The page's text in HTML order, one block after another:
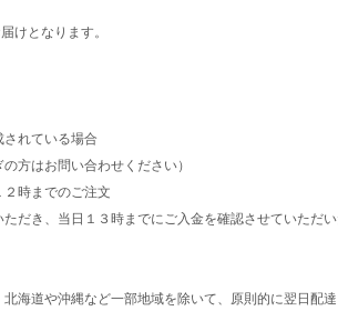
けとなります。
れている場合
方はお問い合わせください）
時までのご注文
だき、当日１３時までにご入金を確認させていただ
海道や沖縄など一部地域を除いて、原則的に翌日配達